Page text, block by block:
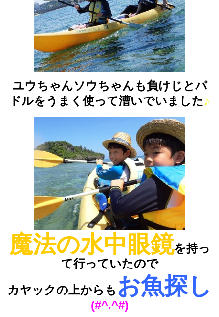
ユウちゃんソウちゃんも負けじとパ
ドルをうまく使って漕いでいました♪
魔法の水中眼鏡を持っ
て行っていたので
カヤックの上からも お魚探し
(#^.^#)